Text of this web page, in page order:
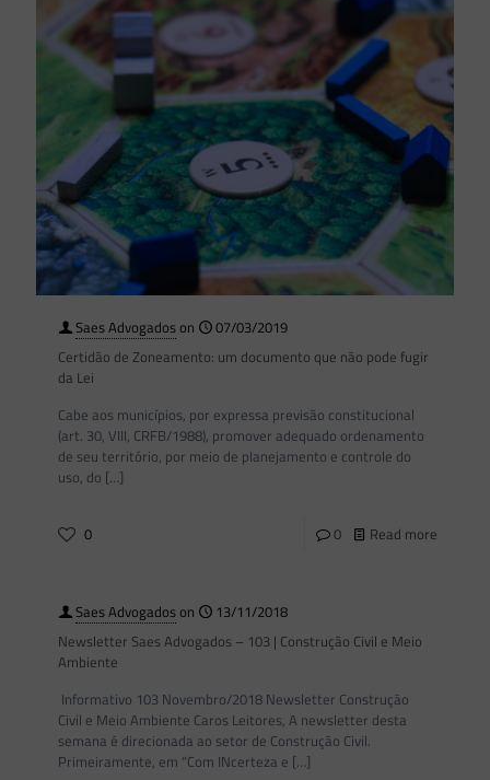
Saes Advogadoson
07/03/2019
Certidão de Zoneamento: um documento que não pode fugir
da Lei
Cabe aos municípios, por expressa previsão constitucional
(art. 30, VIII, CRFB/1988), promover adequado ordenamento
de seu território, por meio de planejamento e controle do
uso, do […]
0 0 Read more
Saes Advogadoson
13/11/2018
Newsletter Saes Advogados – 103 | Construção Civil e Meio
Ambiente
Informativo 103 Novembro/2018 Newsletter Construção
Civil e Meio Ambiente Caros Leitores, A newsletter desta
semana é direcionada ao setor de Construção Civil.
Primeiramente, em “Com INcerteza e […]